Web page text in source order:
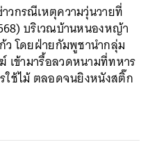
กรณีเหตุความวุ่นวายที่
บริเวณบ้านหนองหญ้า
ว โดยฝ่ายกัมพูชานำกลุ่ม
เข้ามารื้อลวดหนามที่ทหาร
ใช้ไม้ ตลอดจนยิงหนังสติ๊ก